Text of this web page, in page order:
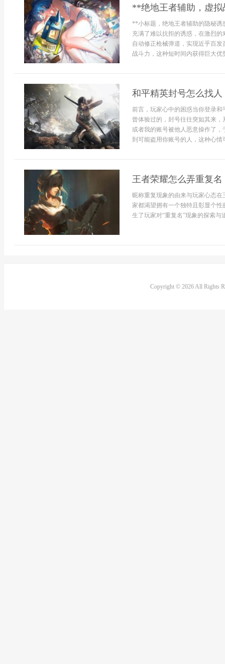
**绝地王者辅助，虚
**小标题，绝地王者辅助的隐秘
充满了难以抗拒的诱惑，在激烈
自动修正枪械弹道，实现近乎百
战斗力，这种短时间内获得巨大优
和平精英封号怎么找
前言，玩家心中的困惑当你登录
曾体验过的，封号往往突如其来
或者我的账号被他人恶意操作了
到可能盗用你账号的人，这种心情
王者荣耀怎么弄重复
昵称重复现象的由来与玩家心态
家都渴望拥有一个独特且彰显个
生了玩家对“重复名”现象的探索与
Copyright © 2026 All Rights